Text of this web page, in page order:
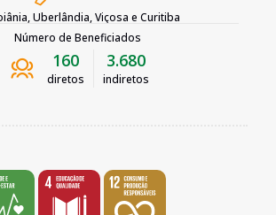
Uberlândia, Viçosa e Curitiba
Número de Beneficiados
diretos
160
indiretos
3.680